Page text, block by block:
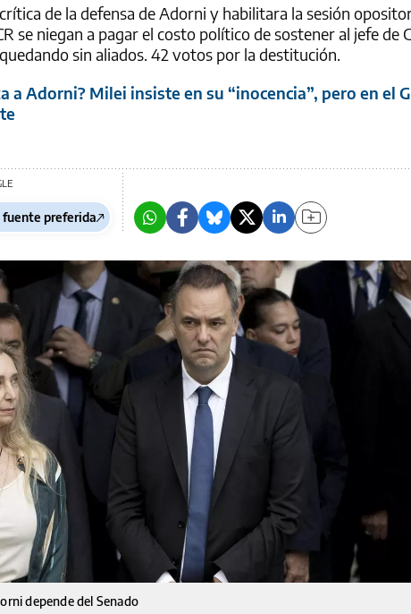
de la defensa de Adorni y habilitara la sesión
se niegan a pagar el costo político de sostener al jefe de
sin aliados. 42 votos por la destitución.
a Adorni? Milei insiste en su “inocencia”, pero en el
fuente preferida
depende del Senado